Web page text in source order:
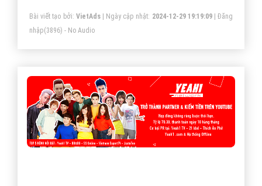
Bài viết tạo bởi: VietAds| Ngày cập nhật: 2024-12-29 19:19:09|Đăng
nhập(3896) - No Audio